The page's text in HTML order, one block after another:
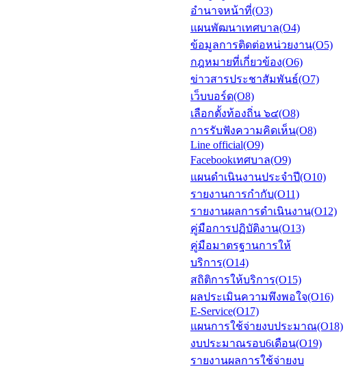
อำนาจหน้าที่(O3)
แผนพัฒนาเทศบาล(O4)
ข้อมูลการติดต่อหน่วยงาน(O5)
กฎหมายที่เกี่ยวข้อง(O6)
ข่าวสารประชาสัมพันธ์(O7)
เว็บบอร์ด(O8)
เลือกตั้งท้องถิ่น ๖๔(O8)
การรับฟังความคิดเห็น(O8)
Line official(O9)
Facebookเทศบาล(O9)
แผนดำเนินงานประจำปี(O10)
รายงานการกำกับ(O11)
รายงานผลการดำเนินงาน(O12)
คู่มือการปฏิบัติงาน(O13)
คู่มือมาตรฐานการให้
บริการ(O14)
สถิติการให้บริการ(O15)
ผลประเมินความพึงพอใจ(O16)
E-Service(O17)
แผนการใช้จ่ายงบประมาณ(O18)
งบประมาณรอบ6เดือน(O19)
รายงานผลการใช้จ่ายงบ